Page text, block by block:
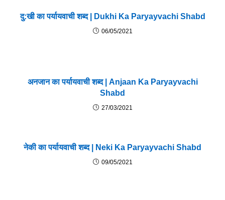
दु:खी का पर्यायवाची शब्द | Dukhi Ka Paryayvachi Shabd
06/05/2021
अनजान का पर्यायवाची शब्द | Anjaan Ka Paryayvachi
Shabd
27/03/2021
नेकी का पर्यायवाची शब्द | Neki Ka Paryayvachi Shabd
09/05/2021